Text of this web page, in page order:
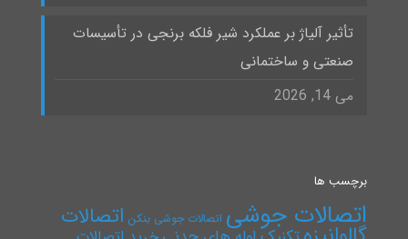
تأثیر آلیاژ بر عملکرد شیر فلکه برنجی در تأسیسات
صنعتی و ساختمانی
می 14, 2026
برچسب ها
اتصالات جوشی اتصالات جوشی بنکن اتصالات